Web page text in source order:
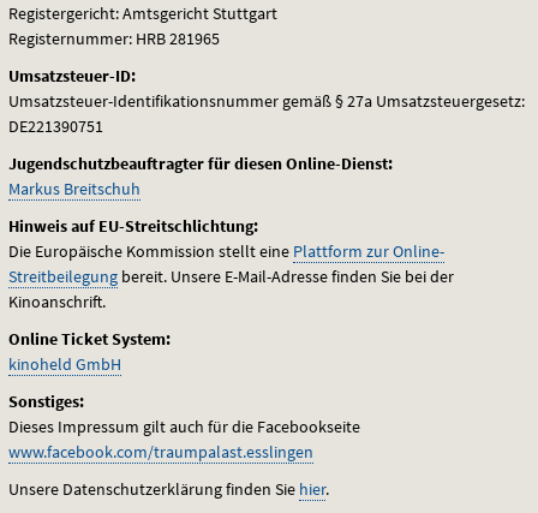
Registergericht: Amtsgericht Stuttgart
Registernummer: HRB281965
Umsatzsteuer-ID:
Umsatzsteuer-Identifikationsnummer gemäß § 27a Umsatzsteuergesetz:
DE221390751
Jugendschutzbeauftragter für diesen Online-Dienst:
Markus Breitschuh
Hinweis auf EU-Streitschlichtung:
Die Europäische Kommission stellt eine Plattform zur Online-
Streitbeilegung bereit. Unsere E-Mail-Adresse finden Sie bei der
Kinoanschrift.
Online Ticket System:
kinoheld GmbH
Sonstiges:
Dieses Impressum gilt auch für die Facebookseite
www.facebook.com/traumpalast.esslingen
Unsere Datenschutzerklärung finden Sie hier.